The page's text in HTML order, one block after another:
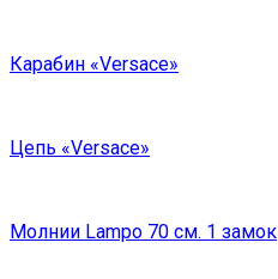
Карабин «Versace»
Цепь «Versace»
Молнии Lampo 70 см. 1 замок